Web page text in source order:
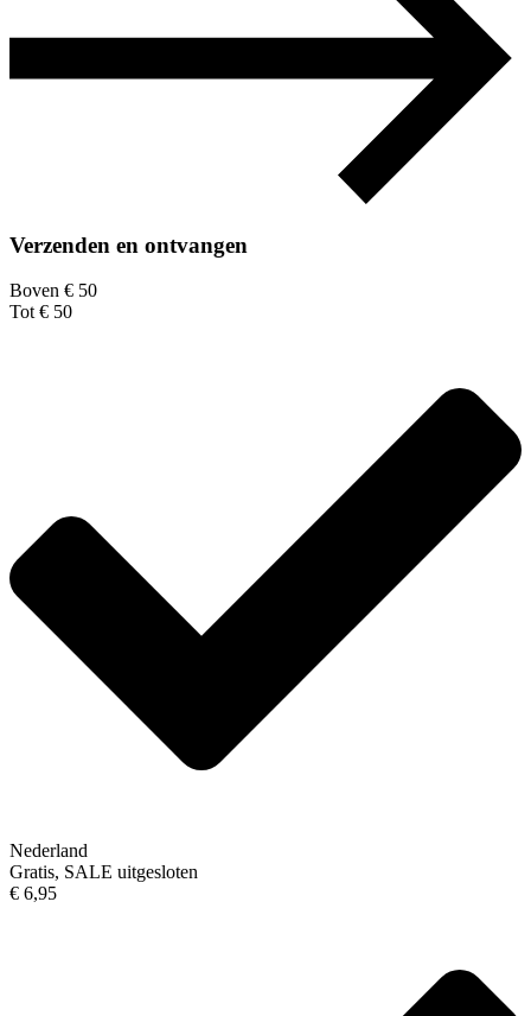
Verzenden en ontvangen
Boven € 50
Tot € 50
Nederland
Gratis, SALE uitgesloten
€ 6,95